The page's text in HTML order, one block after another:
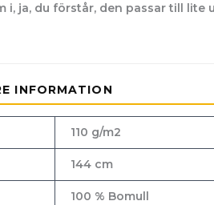
i, ja, du förstår, den passar till lite
INFORMATION
110 g/m2
144 cm
100 % Bomull